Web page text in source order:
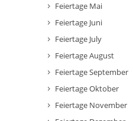
Feiertage Mai
Feiertage Juni
Feiertage July
Feiertage August
Feiertage September
Feiertage Oktober
Feiertage November